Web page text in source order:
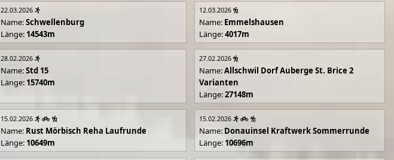
22.03.2026
Name:Schwellenburg
Länge: 14543m
12.03.2026
Name: Emmelshausen
Länge:4017m
28.02.2026
Name:Std 15
Länge: 15740m
27.02.2026
Name:Allschwil Dorf Auberge St. Brice 2
Varianten
Länge:27148m
15.02.2026
Name: Rust Mörbisch Reha Laufrunde
Länge: 10649m
15.02.2026
Name: Donauinsel Kraftwerk Sommerrunde
Länge: 10696m